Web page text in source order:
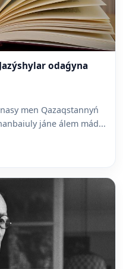
odaǵyna
men Qazaqstannyń
jáne álem mád...